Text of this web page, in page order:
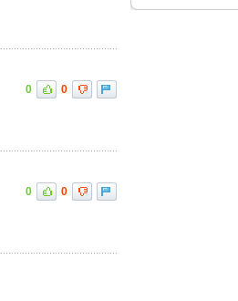
0 0
0 0